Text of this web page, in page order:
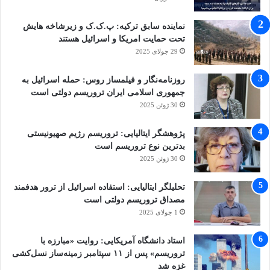
وکیل دادگستری اضافه کرد: این جنایت تلاشی
برنامه‌ریزی شده برای ضربه زدن به امنیت ملی،
باورهای مذهبی و احساسات انسانی مردم ایران و
جهان بود و حضور ما در این دادگاه فقط برای ارائه
مدارک حقوقی نیست بلکه اینجا هستیم تا به یاد
قربانیان این جنایت و خانواده‌های آنان و جانبازان
این حادثه تروریستی بوده و صدای این عزیزان
باشیم.
وکیل شکات تصریح کرد: هیچ قدرتی ولو اینکه
پشت پرده باشد و از گروه‌های تروریستی حمایت
کند نمی‌تواند از عدالت فرار کند.
نماینده سابق ترکیه: پ.ک.ک و زیرشاخه هایش
تحت حمایت امریکا و اسرائیل هستند
29 جولای 2025
روزنامه‌نگار و فیلمساز روس: حمله اسرائیل به
جمهوری اسلامی ایران تروریسم دولتی است
30 ژوئن 2025
پژوهشگر ایتالیایی: تروریسم رژیم صهیونیستی
بدترین نوع تروریسم است
30 ژوئن 2025
تحلیلگر ایتالیایی: استفاده اسرائیل از ترور هدفمند
مصداق تروریسم دولتی است
1 جولای 2025
استاد دانشگاه آمریکایی: روایت «مبارزه با
تروریسم» پس از ۱۱ سپتامبر زمینه‌ساز نسل‌کشی
غزه شد